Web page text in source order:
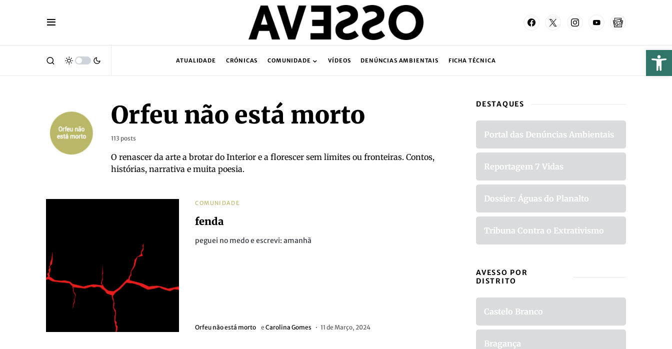
ATUALIDADE CRÓNICAS COMUNIDADE VÍDEOS DENÚNCIAS AMBIENTAIS FICHA TÉCNICA
Orfeu não está morto
113 posts
O renascer da arte a brotar do Interior e a florescer sem limites ou fronteiras. Contos,
histórias, narrativa e muita poesia.
COMUNIDADE
fenda
peguei no medo e escrevi: amanhã
Orfeu não está morto eCarolina Gomes 11 de Março, 2024
DESTAQUES
Portal das Denúncias Ambientais
Reportagem 7 Vidas
Dossier: Águas do Planalto
Tribuna Contra o Extrativismo
AVESSO POR
DISTRITO
Castelo Branco
Bragança